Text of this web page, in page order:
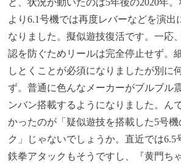
より6.1号機では再度レバーなどを演出
なりました。擬似遊技復活です。一応
認を防ぐためリールは完全停止せず。
しとくことが必須になりましたが別に
ず。普通に色んなメーカーがブルブル
ンバン搭載するようになりました。ん
かったのが「疑似遊技を搭載した5号機
ク」じゃないでしょうか。直近では6.5
鉄拳アタックもそうですし、『黄門ち